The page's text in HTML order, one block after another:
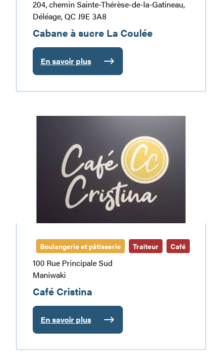
204, chemin Sainte-Thérèse-de-la-Gatineau,
Déléage, QC J9E 3A8
Cabane à sucre La Coulée
En savoir plus
:
Cabane
à
La
Boulangerie et pâtisserie Traiteur Café
100 Rue Principale Sud
Maniwaki
Café Cristina
En savoir plus
:
Café
Cristina